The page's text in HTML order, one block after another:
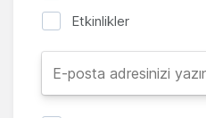
Etkinlikler